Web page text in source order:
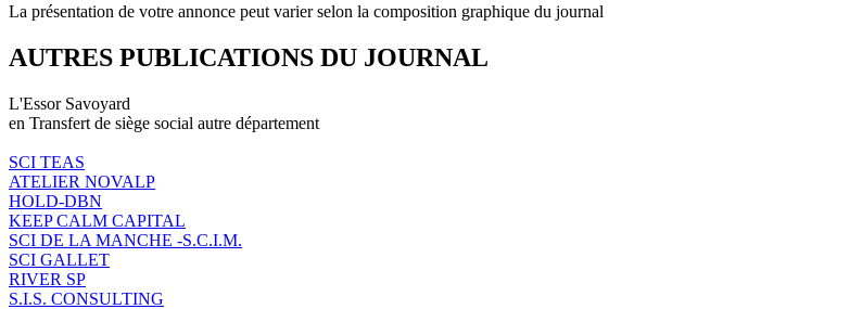
La présentation de votre annonce peut varier selon la composition graphique du journal
AUTRES PUBLICATIONS DU JOURNAL
L'Essor Savoyard
en Transfert de siège social autre département
SCI TEAS
ATELIER NOVALP
HOLD-DBN
KEEP CALM CAPITAL
SCI DE LA MANCHE -S.C.I.M.
SCI GALLET
RIVER SP
S.I.S. CONSULTING